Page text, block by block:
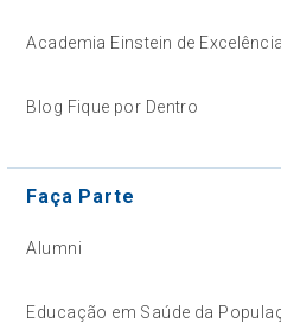
Academia Einstein de
Blog Fique por Dentro
Faça Parte
Alumni
Educação em Saúde da